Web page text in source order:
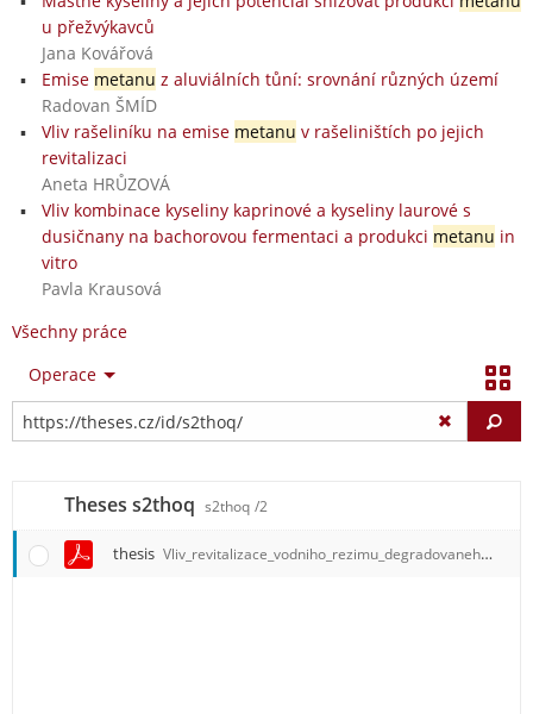
u přežvýkavců
Jana Kovářová
Emise metanu z aluviálních tůní: srovnání různých území
Radovan ŠMÍD
Vliv rašeliníku na emise metanu v rašeliništích po jejich
revitalizaci
Aneta HRŮZOVÁ
Vliv kombinace kyseliny kaprinové a kyseliny laurové s
dusičnany na bachorovou fermentaci a produkci metanu in
vitro
Pavla Krausová
Všechny práce
Operace
Theses s2thoq s2thoq /2
thesis Vliv_revitalizace_vodniho_rezimu_degradovaneho_raselinist.pdf